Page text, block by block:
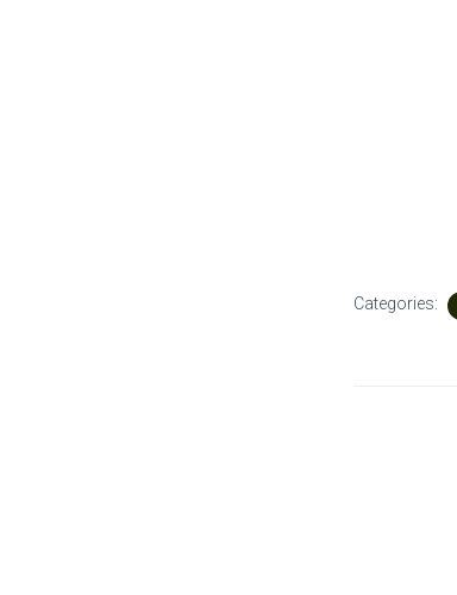
Categories: